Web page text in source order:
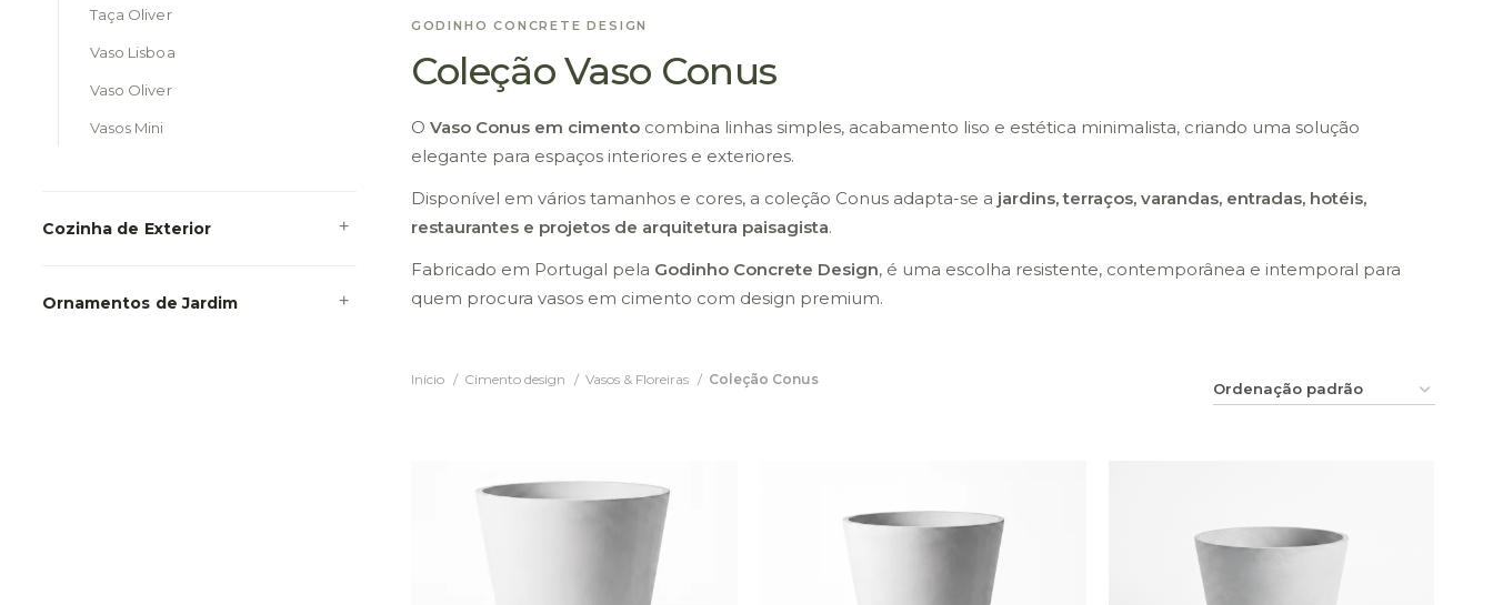
Taça Oliver
Vaso Lisboa
Vaso Oliver
Vasos Mini
Cozinha de Exterior
Ornamentos de Jardim
GODINHO CONCRETE DESIGN
Coleção Vaso Conus
O Vaso Conus em cimentocombina linhas simples, acabamento liso e estética minimalista, criando uma solução
elegante para espaços interiores e exteriores.
Disponível em vários tamanhos e cores, a coleção Conus adapta-se a jardins, terraços, varandas, entradas, hotéis,
restaurantes e projetos de arquitetura paisagista.
Fabricado em Portugal pela Godinho Concrete Design, é uma escolha resistente, contemporânea e intemporal para
quem procura vasos em cimento com design premium.
Início Cimento design Vasos & Floreiras Coleção Conus